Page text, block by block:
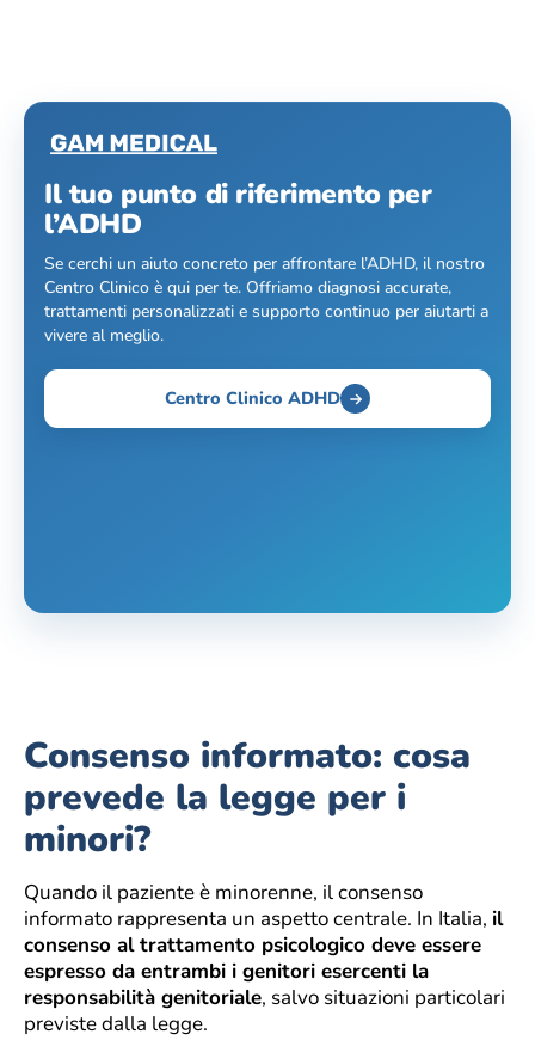
Il tuo punto di riferimento per
l’ADHD
Se cerchi un aiuto concreto per affrontare l’ADHD, il nostro
Centro Clinico è qui per te. Offriamo diagnosi accurate,
trattamenti personalizzati e supporto continuo per aiutarti a
vivere al meglio.
Centro Clinico ADHD
Consenso informato: cosa
prevede la legge per i
minori?
Quando il paziente è minorenne, il consenso
informato rappresenta un aspetto centrale. In Italia, il
consenso al trattamento psicologico deve essere
espresso da entrambi i genitori esercenti la
responsabilità genitoriale, salvo situazioni particolari
previste dalla legge.